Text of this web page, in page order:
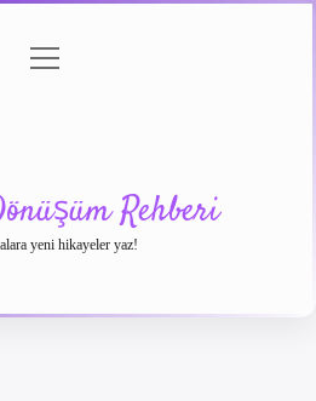
menüyü
Rehberi
yeni hikayeler yaz!